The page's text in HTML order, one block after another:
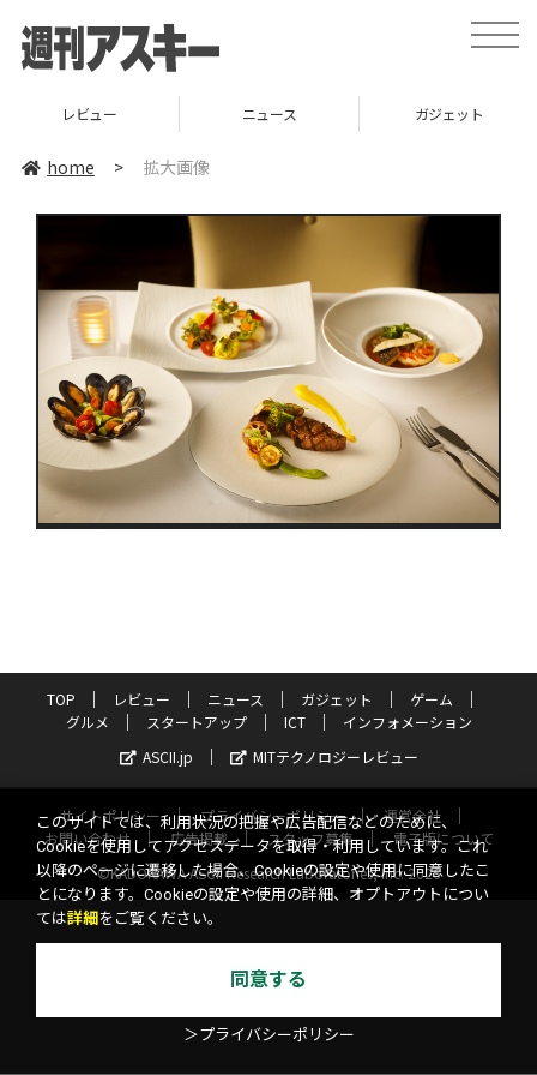
toggle
レビュー ニュース ガジェット
home > 拡大画像
TOP レビュー ニュース ガジェット
ゲーム
グルメ
スタートアップ ICT
インフォメーション
ASCII.jp
MITテクノロジーレビュー
サイトポリシー プライバシーポリシー
運営会社
お問い合わせ
広告掲載 スタッフ募集
電子版について
©KADOKAWA ASCII Research Laboratories, Inc. 2026
このサイトでは、利用状況の把握や広告配信などのために、
Cookieを使用してアクセスデータを取得・利用しています。これ
以降のページに遷移した場合、Cookieの設定や使用に同意したこ
とになります。Cookieの設定や使用の詳細、オプトアウトについ
ては詳細 をご覧ください。
同意する
＞プライバシーポリシー